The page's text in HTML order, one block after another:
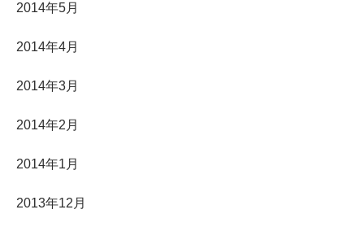
2014年5月
2014年4月
2014年3月
2014年2月
2014年1月
2013年12月